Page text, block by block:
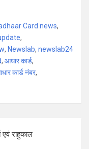
Card news,
,
, Newslab, newslab24
, आधार कार्ड,
कार्ड नंबर,
राहुकाल